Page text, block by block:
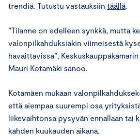
trendiä. Tutustu vastauksiin täällä.
”Tilanne on edelleen synkkä, mutta
valonpilkahduksiakin viimeisestä
havaittavissa”,
Mauri Kotamäki sanoo.
Kotamäen mukaan
että aiempaa suurempi osa
liikevaihtonsa pysyvän ennallaan tai
kahden kuukauden aikana.